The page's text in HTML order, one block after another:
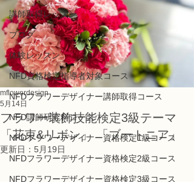
講師取得レッスン
ブログ
体験レッスン
NFD資格検定指導者対象コース
NFDフラワーデザイナー講師取得コース
NFD講師研究科コース
NFDフラワーデザイナー資格検定1級コース
NFDフラワーデザイナー資格検定2級コース
NFDフラワーデザイナー資格検定3級コース
フラワー装飾技能検定3級テーマ
「花束&リボン」 「ブートニア」
mflowerdesign
5月14日
更新日： 5月19日